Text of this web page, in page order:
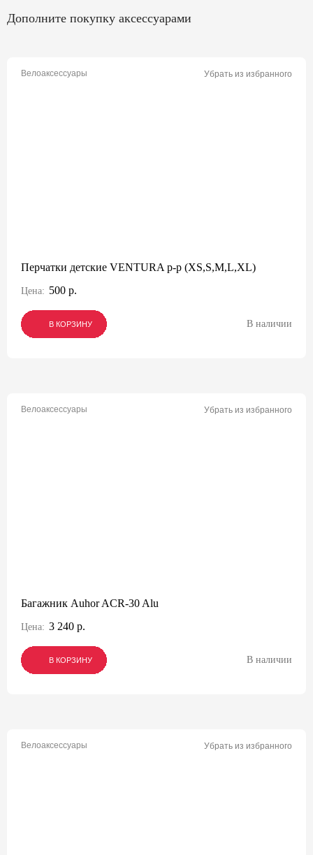
Дополните покупку аксессуарами
Велоаксессуары Убрать из избранного
Перчатки детские VENTURA р-р (XS,S,M,L,XL)
Цена: 500 р.
В КОРЗИНУ
В КОРЗИНУ
В КОРЗИНУ В наличии
Велоаксессуары Убрать из избранного
Багажник Auhor ACR-30 Alu
Цена: 3 240 р.
В КОРЗИНУ
В КОРЗИНУ
В КОРЗИНУ В наличии
Велоаксессуары Убрать из избранного